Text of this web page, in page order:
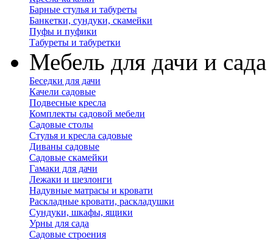
Барные стулья и табуреты
Банкетки, сундуки, скамейки
Пуфы и пуфики
Табуреты и табуретки
Мебель для дачи и сада
Беседки для дачи
Качели садовые
Подвесные кресла
Комплекты садовой мебели
Садовые столы
Стулья и кресла садовые
Диваны садовые
Садовые скамейки
Гамаки для дачи
Лежаки и шезлонги
Надувные матрасы и кровати
Раскладные кровати, раскладушки
Сундуки, шкафы, ящики
Урны для сада
Садовые строения